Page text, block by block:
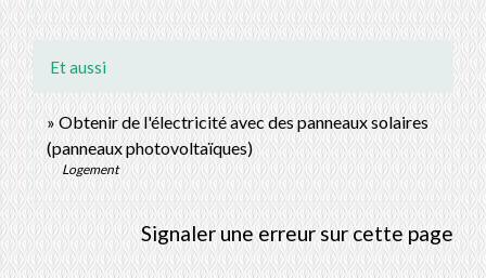
Et aussi
Obtenir de l'électricité avec des panneaux solaires
(panneaux photovoltaïques)
Logement
Signaler une erreur sur cette page